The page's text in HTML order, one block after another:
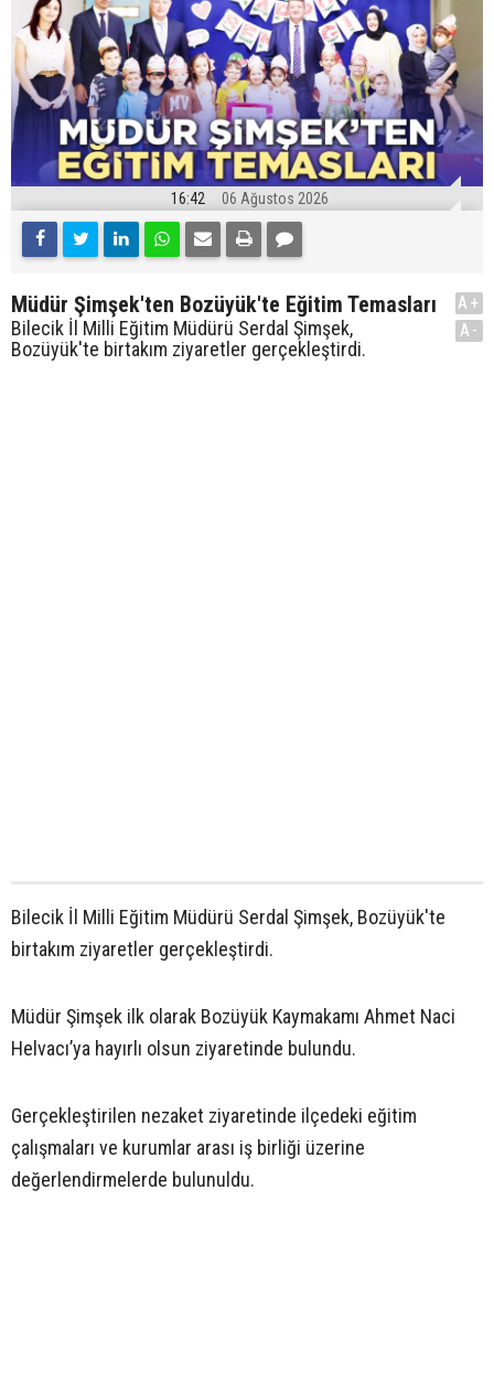
16:42 06 Ağustos 2026
Müdür Şimşek'ten Bozüyük'te Eğitim Temasları
Bilecik İl Milli Eğitim Müdürü Serdal Şimşek,
Bozüyük'te birtakım ziyaretler gerçekleştirdi.
A+
A-
Bilecik İl Milli Eğitim Müdürü Serdal Şimşek, Bozüyük'te
birtakım ziyaretler gerçekleştirdi.
Müdür Şimşek ilk olarak Bozüyük Kaymakamı Ahmet Naci
Helvacı’ya hayırlı olsun ziyaretinde bulundu.
Gerçekleştirilen nezaket ziyaretinde ilçedeki eğitim
çalışmaları ve kurumlar arası iş birliği üzerine
değerlendirmelerde bulunuldu.